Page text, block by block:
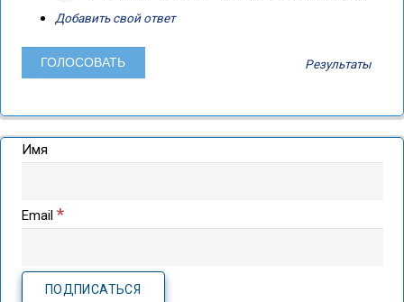
Добавить свой ответ
Результаты
Имя
Email *